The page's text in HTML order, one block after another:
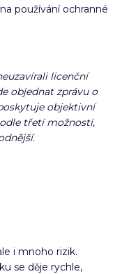
používání ochranné
licenční
objednat zprávu o
objektivní
třetí možnosti,
i mnoho rizik.
se děje rychle,